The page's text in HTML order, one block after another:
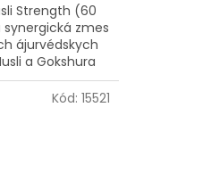
Strength (60
zmes
ájurvédskych
a Gokshura
Kód: 15521